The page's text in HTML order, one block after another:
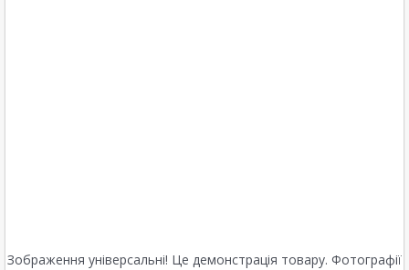
Зображення універсальні! Це демонстрація товару. Фотографії